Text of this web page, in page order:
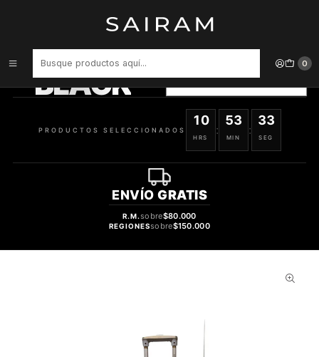
0
BLACK VER OFERTAS
PRODUCTOS SELECCIONADOS
10
HRS
:
53
MIN
:
32
SEG
ENVÍO GRATIS
R.M.sobre$80.000
REGIONESsobre$150.000